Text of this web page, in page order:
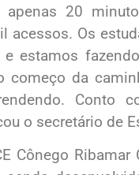
apenas 20
acessos. Os
e estamos
começo da
Conto
o secretário de
Cônego Ribamar